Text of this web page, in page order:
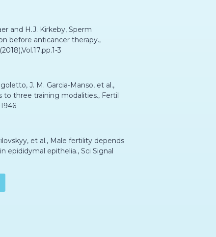
and H.J. Kirkeby, Sperm
before anticancer therapy.,
3
J. M. Garcia-Manso, et al.,
to three training modalities., Fertil
et al., Male fertility depends
epididymal epithelia., Sci Signal